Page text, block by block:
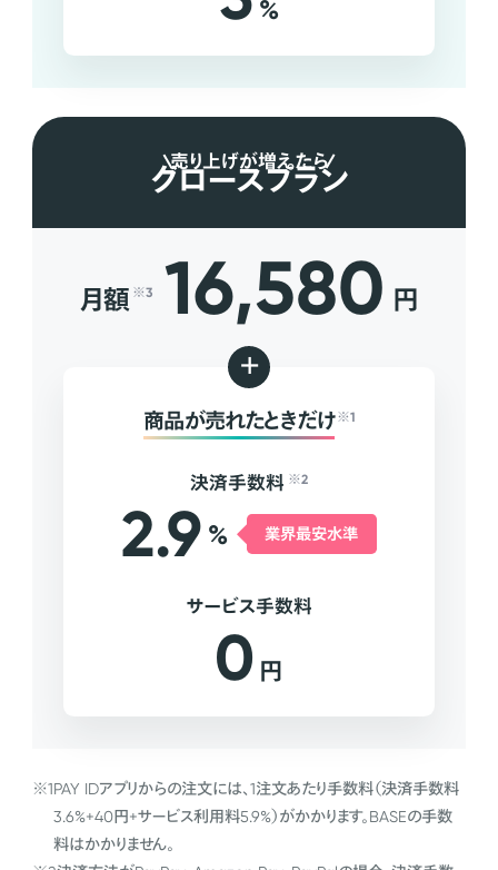
%
売り上げが増えたら
グロースプラン
月額 ※3 16,580 円
+
商品が売れたときだけ ※1
決済手数料 ※2
2.9 % 業界最安水準
サービス手数料
0 円
※1PAY IDアプリからの注文には、1注文あたり手数料（決済手数料
3.6%+40円+サービス利用料5.9%）がかかります。BASEの手数
料はかかりません。